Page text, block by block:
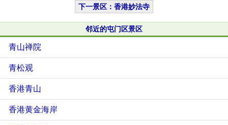
下一景区：香港妙法寺
邻近的屯门区景区
青山禅院
青松观
香港青山
香港黄金海岸